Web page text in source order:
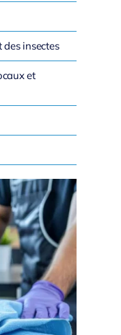
insectes
et